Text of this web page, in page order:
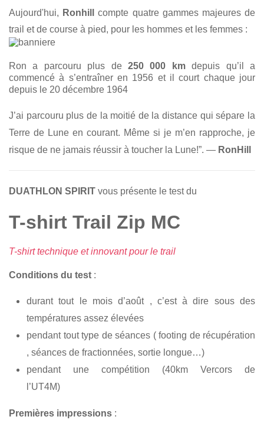
Aujourd'hui, Ronhill
compte quatre gammes majeures de
trail et de course à pied, pour les hommes et les femmes :
Ron a parcouru plus de 250 000 kmdepuis qu’il a
commencé à s’entraîner en 1956 et il court chaque jour
depuis le 20 décembre 1964
J’ai parcouru plus de la moitié de la distance qui sépare la
Terre de Lune en courant. Même si je m’en rapproche, je
risque de ne jamais réussir à toucher la Lune!”. — RonHill
DUATHLON SPIRIT vous présente le test du
T-shirt Trail Zip MC
T-shirt technique et innovant pour le trail
Conditions du test :
durant tout le mois d’août , c’est à dire sous des
températures assez élevées
pendant tout type de séances ( footing de récupération
, séances de fractionnées, sortie longue…)
pendant une compétition (40km Vercors de
l’UT4M)
Premières impressions :